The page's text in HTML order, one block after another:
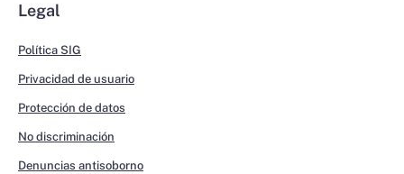
Legal
Política SIG
Privacidad de usuario
Protección de datos
No discriminación
Denuncias antisoborno